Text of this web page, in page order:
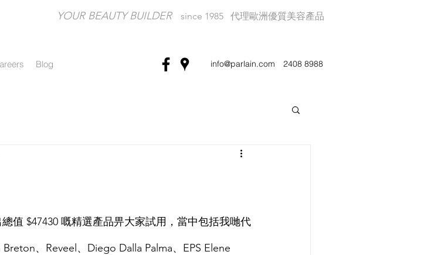
YOUR BEAUTY BUILDER​ since 1985 代理歐洲優質美容產品
Blog info@parlain.com 2408 8988
值 $47430 嘅精選產品畀大家試用，當中包括我哋代
、Reveel、Diego Dalla Palma、EPS Elene